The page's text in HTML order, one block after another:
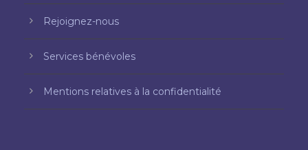
Rejoignez-nous
Services bénévoles
Mentions relatives à la confidentialité